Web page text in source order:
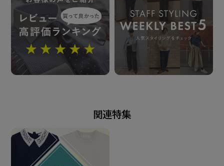
注意の上お取り扱い下さい。
※汗や雨などで濡れた状態や強い摩擦 等で、他の製品
に色移りする場合が ございます。ご注意ください。
この商品に対するお問い合わせ
関連特集